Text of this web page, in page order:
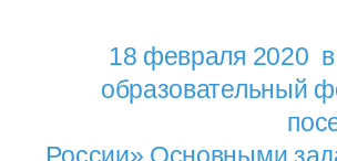
18 февраля 2020
образовательный
России».Основными